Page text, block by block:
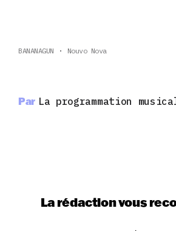
BANANAGUN Nouvo Nova
Par La programmation
La rédaction vous